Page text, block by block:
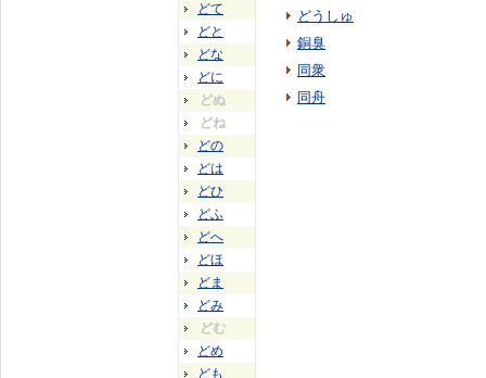
どて
どと
どな
どに
どぬ
どね
どの
どは
どひ
どふ
どへ
どほ
どま
どみ
どむ
どめ
ども
どうしゅ
銅臭
同衆
同舟